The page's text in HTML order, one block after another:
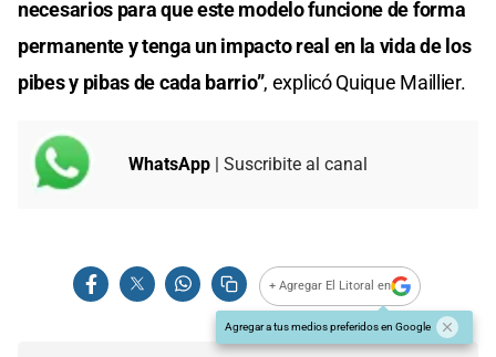
necesarios para que este modelo funcione de forma
permanente y tenga un impacto real en la vida de los
pibes y pibas de cada barrio”, explicó Quique Maillier.
WhatsApp | Suscribite al canal
+ Agregar El Litoral en
Agregar a tus medios preferidos en Google